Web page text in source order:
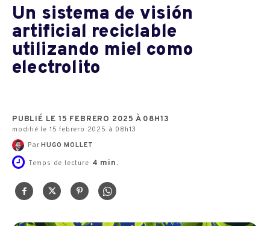
Un sistema de visión
artificial reciclable
utilizando miel como
electrolito
PUBLIÉ LE 15 FEBRERO 2025 À 08H13
modifié le 15 febrero 2025 à 08h13
Par HUGO MOLLET
Temps de lecture 4 min.